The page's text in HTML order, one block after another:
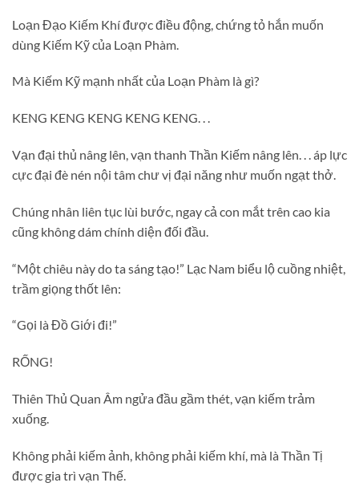
Loạn Đạo Kiếm Khí được điều động, chứng tỏ hắn muốn
dùng Kiếm Kỹ của Loạn Phàm.
Mà Kiếm Kỹ mạnh nhất của Loạn Phàm là gì?
KENG KENG KENG KENG KENG. . .
Vạn đại thủ nâng lên, vạn thanh Thần Kiếm nâng lên. . . áp lực
cực đại đè nén nội tâm chư vị đại năng như muốn ngạt thở.
Chúng nhân liên tục lùi bước, ngay cả con mắt trên cao kia
cũng không dám chính diện đối đầu.
“Một chiêu này do ta sáng tạo!” Lạc Nam biểu lộ cuồng nhiệt,
trầm giọng thốt lên:
“Gọi là Đồ Giới đi!”
RỐNG!
Thiên Thủ Quan Âm ngửa đầu gầm thét, vạn kiếm trảm
xuống.
Không phải kiếm ảnh, không phải kiếm khí, mà là Thần Tị
được gia trì vạn Thế.